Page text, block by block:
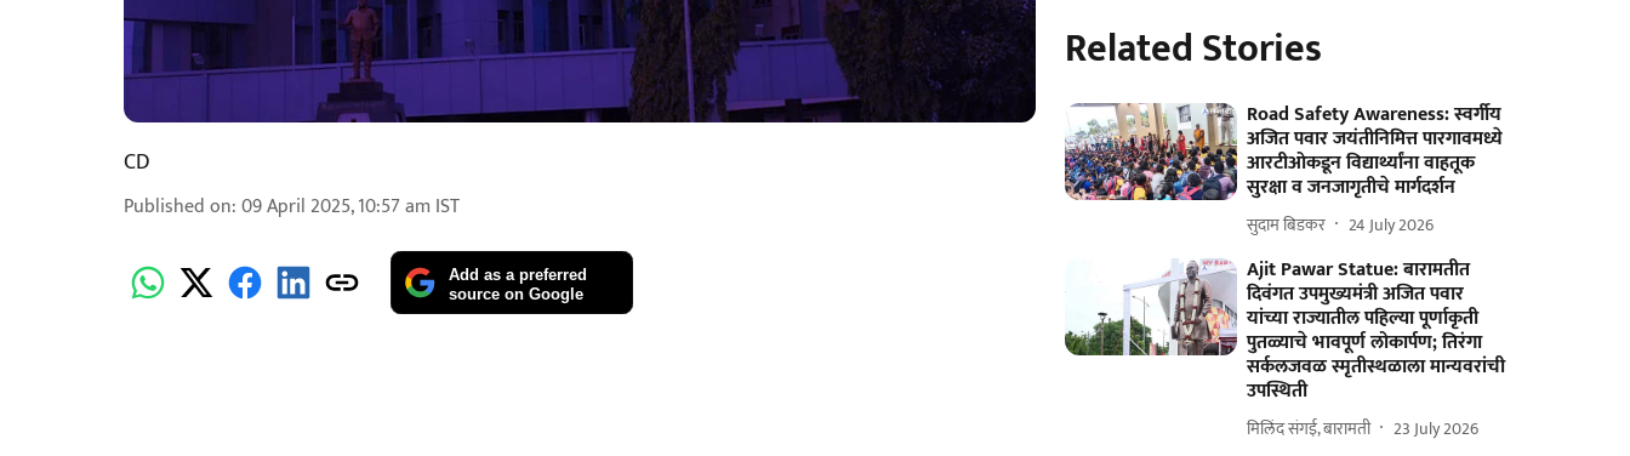
CD
Published on:09 April 2025, 10:57 am IST
Add as a preferred
source on Google
Related Stories
Road Safety Awareness: स्वर्गीय
अजित पवार जयंतीनिमित्त पारगावमध्ये
आरटीओकडून विद्यार्थ्यांना वाहतूक
सुरक्षा व जनजागृतीचे मार्गदर्शन
सुदाम बिडकर 24 July 2026
Ajit Pawar Statue: बारामतीत
दिवंगत उपमुख्यमंत्री अजित पवार
यांच्या राज्यातील पहिल्या पूर्णाकृती
पुतळ्याचे भावपूर्ण लोकार्पण; तिरंगा
सर्कलजवळ स्मृतीस्थळाला मान्यवरांची
उपस्थिती
मिलिंद संगई, बारामती 23 July 2026